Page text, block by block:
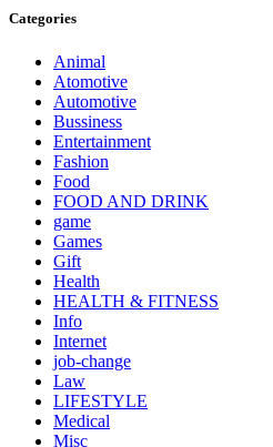
Categories
Animal
Atomotive
Automotive
Bussiness
Entertainment
Fashion
Food
FOOD AND DRINK
game
Games
Gift
Health
HEALTH & FITNESS
Info
Internet
job‐change
Law
LIFESTYLE
Medical
Misc